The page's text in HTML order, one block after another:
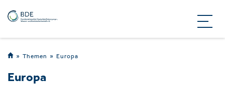
Themen Europa
Europa